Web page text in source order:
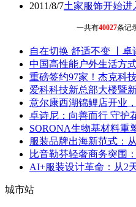
2011/8/7土家服饰开始进
一共有40027条记
自在切换 舒适不变 丨
中国高性能户外生活方
重磅签约97家！杰克科
爱科科技新总部大楼暨
意尔康西湖锦鲤店开业
卓诗尼：向善而行 守护
SORONA生物基材料重
服装品牌出海新范式：
比音勒芬轻奢商务突围
AI+服装设计革命：从2
城市站